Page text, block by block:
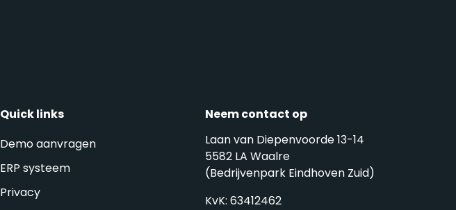
Quick links
Demo aanvragen
ERP systeem
Privacy
Neem contact op
Laan van Diepenvoorde 13-14
5582 LA Waalre
(Bedrijvenpark Eindhoven Zuid)
KvK: 63412462